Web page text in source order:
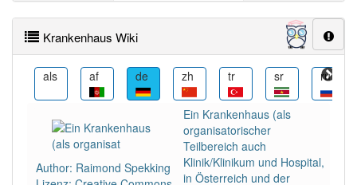
PowerIndex:496
Häufigkeit: 6 von 10
Wörter mit Endung -krankenhaus: 11
Krankenhaus Wiki
als af de zh tr sr ru
Author: Raimond Spekking
Ein Krankenhaus (als
organisatorischer
Teilbereich auch
Klinik/Klinikum und Hospital,
in Österreich und der